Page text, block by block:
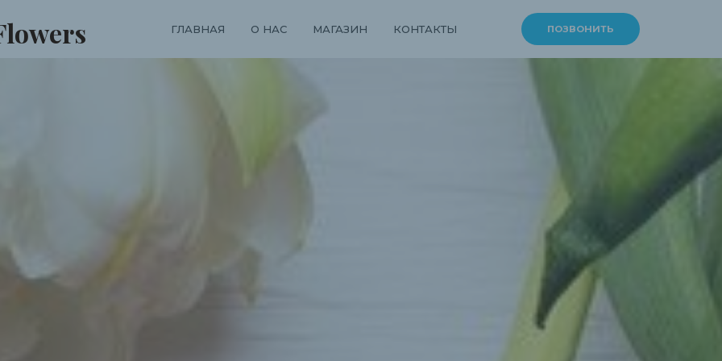
ГЛАВНАЯ О НАС МАГАЗИН КОНТАКТЫ ПОЗВОНИТЬ